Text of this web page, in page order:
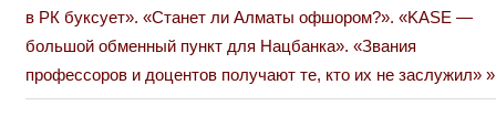
записям
Post:
в РК буксует». «Станет ли Алматы офшором?». «KASE —
большой обменный пункт для Нацбанка». «Звания
профессоров и доцентов получают те, кто их не заслужил»